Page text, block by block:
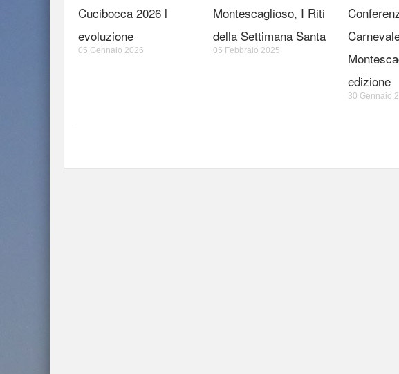
Cucibocca 2026 l
evoluzione
05 Gennaio 2026
Montescaglioso, I Riti
della Settimana Santa
05 Febbraio 2025
edizione
30 Gennaio